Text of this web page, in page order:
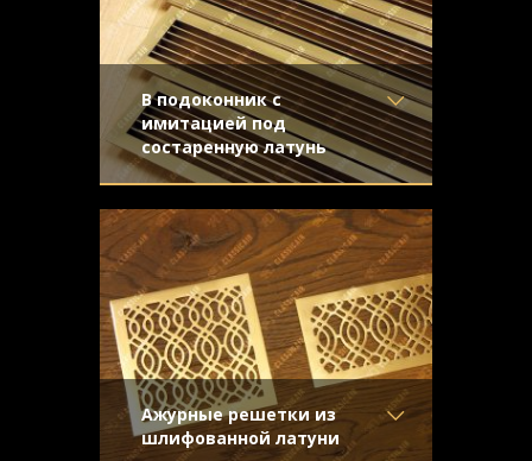
В подоконник с
имитацией под
состаренную латунь
Материал- Обычная сталь
Отделка- Декорирование
под стареную латунь с
затёртостью
Узор- Щелевой
Конструкция- С отбортовкой
жалюзийной конструкции выполнены из
стали с покраской
Ажурные решетки из
шлифованной латуни